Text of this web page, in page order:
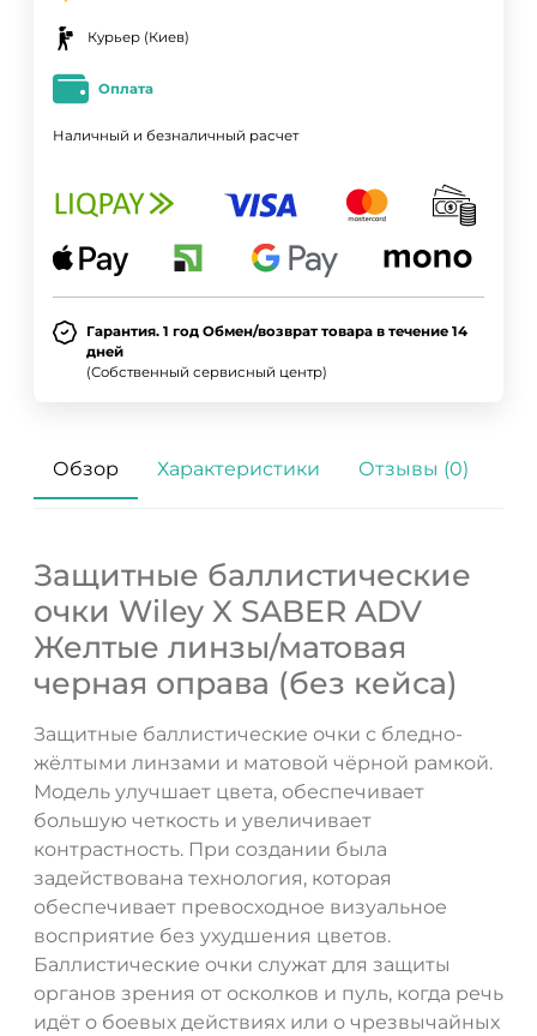
Курьер (Киев)
Оплата
Наличный и безналичный расчет
Гарантия. 1 год Обмен/возврат товара в течение 14
дней
(Собственный сервисный центр)
Обзор Характеристики Отзывы (0)
Защитные баллистические
очки Wiley X SABER ADV
Желтые линзы/матовая
черная оправа (без кейса)
Защитные баллистические очки с бледно-
жёлтыми линзами и матовой чёрной рамкой.
Модель улучшает цвета, обеспечивает
большую четкость и увеличивает
контрастность. При создании была
задействована технология, которая
обеспечивает превосходное визуальное
восприятие без ухудшения цветов.
Баллистические очки служат для защиты
органов зрения от осколков и пуль, когда речь
идёт о боевых действиях или о чрезвычайных